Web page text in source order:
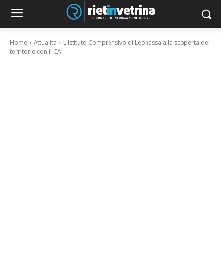
Home Attualità
L'Istituto Comprensivo di Leonessa alla scoperta del
territorio con il CAI